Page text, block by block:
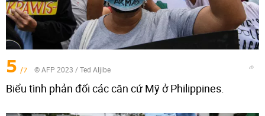
5 /7 © AFP 2023 / Ted Aljibe
Biểu tình phản đối các căn cứ Mỹ ở Philippines.